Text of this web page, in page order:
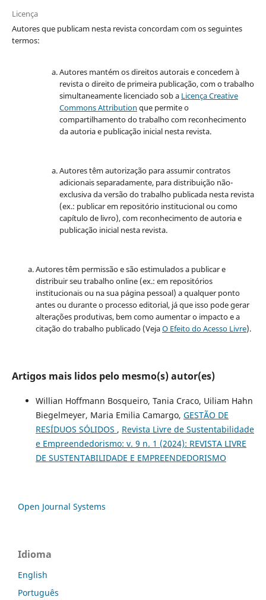
Licença
Autores que publicam nesta revista concordam com os seguintes
termos:
Autores mantém os direitos autorais e concedem à
revista o direito de primeira publicação, com o trabalho
simultaneamente licenciado sob a Licença Creative
Commons Attribution que permite o
compartilhamento do trabalho com reconhecimento
da autoria e publicação inicial nesta revista.
Autores têm autorização para assumir contratos
adicionais separadamente, para distribuição não-
exclusiva da versão do trabalho publicada nesta revista
(ex.: publicar em repositório institucional ou como
capítulo de livro), com reconhecimento de autoria e
publicação inicial nesta revista.
Autores têm permissão e são estimulados a publicar e
distribuir seu trabalho online (ex.: em repositórios
institucionais ou na sua página pessoal) a qualquer ponto
antes ou durante o processo editorial, já que isso pode gerar
alterações produtivas, bem como aumentar o impacto e a
citação do trabalho publicado (VejaO Efeito do Acesso Livre).
Artigos mais lidos pelo mesmo(s) autor(es)
Willian Hoffmann Bosqueiro, Tania Craco, Uiliam Hahn
Biegelmeyer, Maria Emilia Camargo, GESTÃO DE
RESÍDUOS SÓLIDOS , Revista Livre de Sustentabilidade
e Empreendedorismo: v. 9 n. 1 (2024): REVISTA LIVRE
DE SUSTENTABILIDADE E EMPREENDEDORISMO
Open Journal Systems
Idioma
English
Português